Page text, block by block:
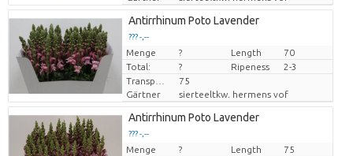
Antirrhinum Poto Lavender
??? -,--
Preis pro Stück
Menge ? Length
70
Total:
? Ripeness
2-3
75
Gärtner
sierteeltkw. hermens vof
Antirrhinum Poto Lavender
??? -,--
Preis pro Stück
Menge ? Length
75